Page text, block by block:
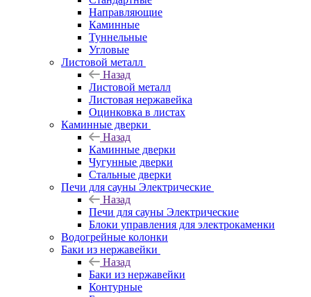
Направляющие
Каминные
Туннельные
Угловые
Листовой металл
Назад
Листовой металл
Листовая нержавейка
Оцинковка в листах
Каминные дверки
Назад
Каминные дверки
Чугунные дверки
Стальные дверки
Печи для сауны Электрические
Назад
Печи для сауны Электрические
Блоки управления для электрокаменки
Водогрейные колонки
Баки из нержавейки
Назад
Баки из нержавейки
Контурные